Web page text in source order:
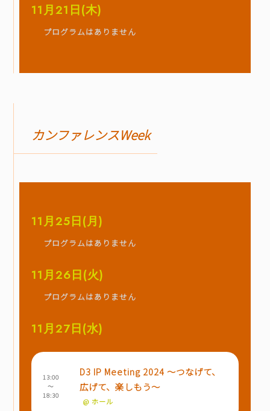
11月21日(木)
プログラムはありません
カンファレンスWeek
11月25日(月)
プログラムはありません
11月26日(火)
プログラムはありません
11月27日(水)
13:00
～
18:30
D3 IP Meeting 2024 ～つなげて、
広げて、楽しもう～
@ ホール